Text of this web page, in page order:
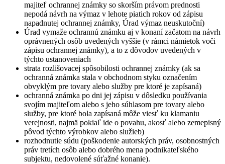
majiteľ ochrannej známky so skorším právom prednosti
nepodá návrh na výmaz v lehote piatich rokov od zápisu
napadnutej ochrannej známky, Úrad výmaz neuskutoční)
Úrad vymaže ochrannú známku aj v konaní začatom na návrh
oprávnených osôb uvedených vyššie (v rámci námietok voči
zápisu ochrannej známky), a to z dôvodov uvedených v
týchto ustanoveniach
strata rozlišovacej spôsobilosti ochrannej známky (ak sa
ochranná známka stala v obchodnom styku označením
obvyklým pre tovary alebo služby pre ktoré je zapísaná)
ochranná známka po dni jej zápisu v dôsledku používania
svojím majiteľom alebo s jeho súhlasom pre tovary alebo
služby, pre ktoré bola zapísaná môže viesť ku klamaniu
verejnosti, najmä pokiaľ ide o povahu, akosť alebo zemepisný
pôvod týchto výrobkov alebo služieb)
rozhodnutie súdu (poškodenie autorských práv, osobnostných
práv tretích osôb alebo dobrého mena podnikateľského
subjektu, nedovolené súťažné konanie).